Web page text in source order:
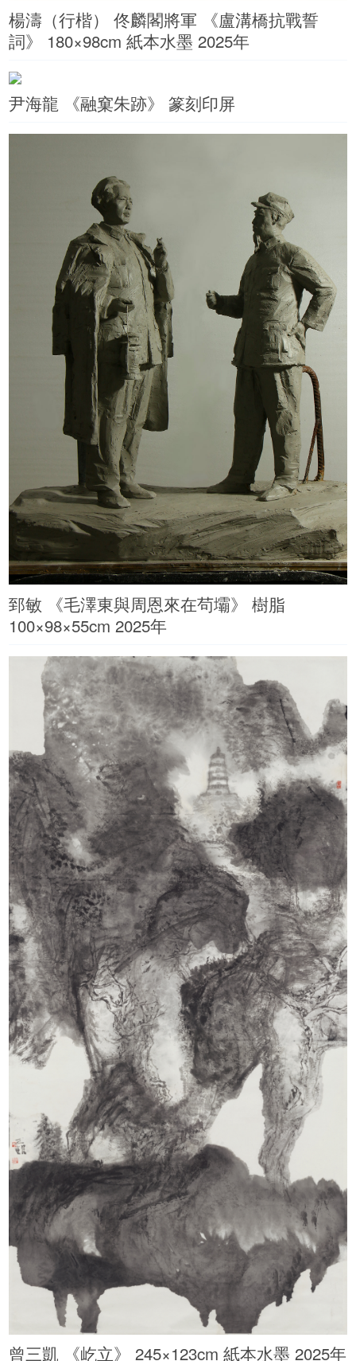
楊濤（行楷） 佟麟閣將軍 《盧溝橋抗戰誓
詞》 180×98cm 紙本水墨 2025年
尹海龍 《融窠朱跡》 篆刻印屏
郅敏 《毛澤東與周恩來在茍壩》 樹脂
100×98×55cm 2025年
曾三凱 《屹立》 245×123cm 紙本水墨 2025年